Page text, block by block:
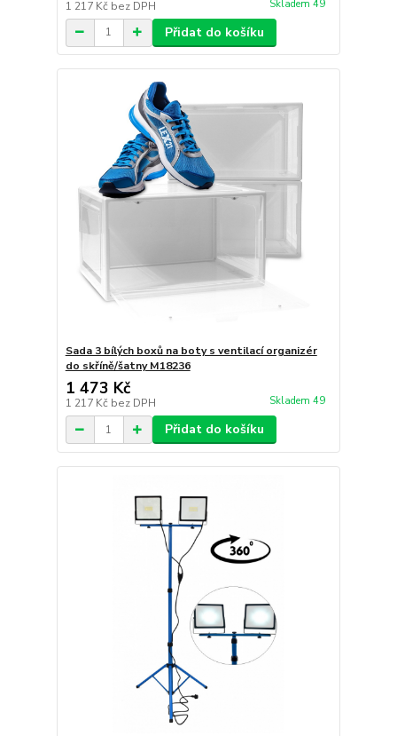
1 217 Kč bez DPH Skladem 49
Přidat do košíku
Sada 3 bílých boxů na boty s ventilací organizér
do skříně/šatny M18236
1 473 Kč
1 217 Kč bez DPH Skladem 49
Přidat do košíku